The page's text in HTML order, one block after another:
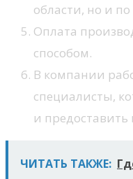
области, но и
Оплата
способом.
В компании
специалисты,
и
ЧИТАТЬ ТАКЖЕ: